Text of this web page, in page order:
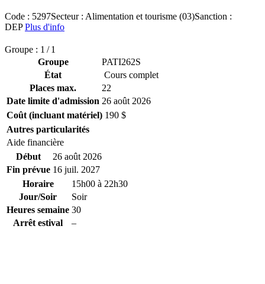
Code : 5297Secteur : Alimentation et tourisme (03)Sanction :
DEPPlus d'info
Groupe : 1 / 1
Groupe
PATI262S
État
Cours complet
Places max.
22
Date limite d'admission 26 août 2026
Coût (incluant matériel) 190 $
Autres particularités
Aide financière
Début
26 août 2026
Fin prévue 16 juil. 2027
Horaire
15h00 à 22h30
Jour/Soir
Soir
Heures semaine 30
Arrêt estival
–